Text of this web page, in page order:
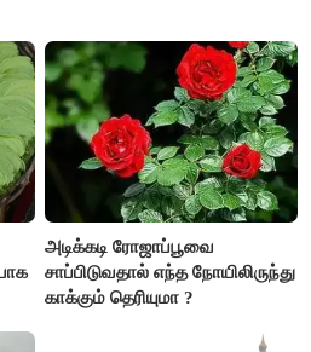
அடிக்கடி ரோஜாப்பூவை
சாப்பிடுவதால் எந்த நோயிலிருந்து
காக்கும் தெரியுமா ?